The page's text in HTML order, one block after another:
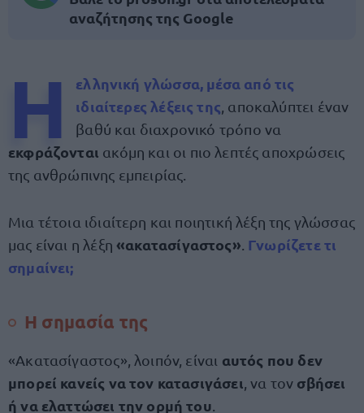
αναζήτησης της Google
Η ελληνική γλώσσα, μέσα από τις
ιδιαίτερες λέξεις της , αποκαλύπτει έναν
βαθύ και διαχρονικό τρόπο να
εκφράζονται ακόμη και οι πιο λεπτές αποχρώσεις
της ανθρώπινης εμπειρίας.
Μια τέτοια ιδιαίτερη και ποιητική λέξη της γλώσσας
μας είναι η λέξη«ακατασίγαστος» Γνωρίζετε τι
σημαίνει;
Η σημασία της
«Ακατασίγαστος», λοιπόν, είναι αυτός που δεν
μπορεί κανείς να τον κατασιγάσει , να τον σβήσει
ή να ελαττώσει την ορμή του